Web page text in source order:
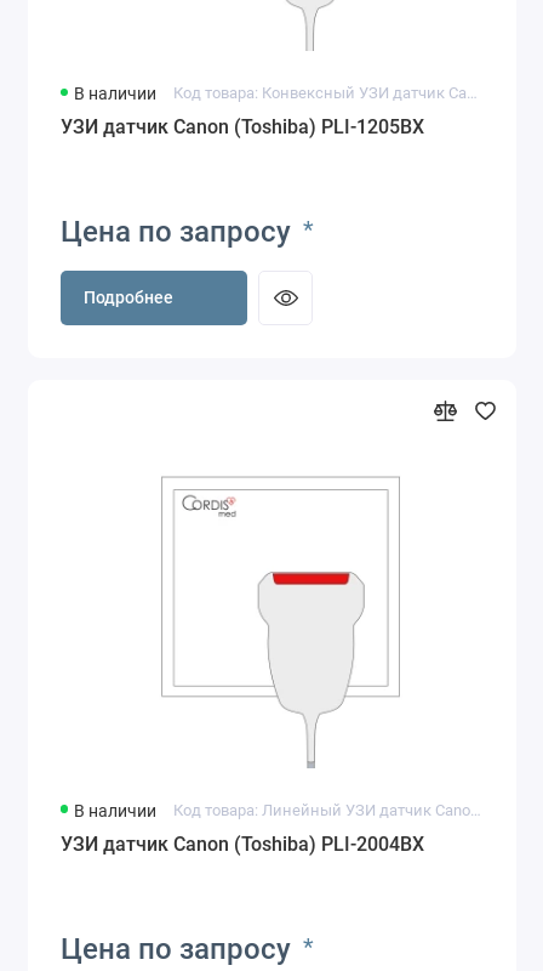
В наличии Код товара: Конвексный УЗИ датчик Canon (Toshiba) PLI-1205BX
УЗИ датчик Canon (Toshiba) PLI-1205BX
Цена по запросу *
Подробнее
В наличии Код товара: Линейный УЗИ датчик Canon (Toshiba) PLI-2004ВХ
УЗИ датчик Canon (Toshiba) PLI-2004ВХ
Цена по запросу *